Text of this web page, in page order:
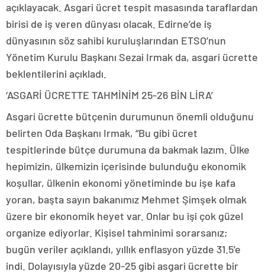
açıklayacak. Asgari ücret tespit masasında taraflardan
birisi de iş veren dünyası olacak. Edirne’de iş
dünyasının söz sahibi kuruluşlarından ETSO’nun
Yönetim Kurulu Başkanı Sezai Irmak da, asgari ücrette
beklentilerini açıkladı.
‘ASGARİ ÜCRETTE TAHMİNİM 25-26 BİN LİRA’
Asgari ücrette bütçenin durumunun önemli olduğunu
belirten Oda Başkanı Irmak, “Bu gibi ücret
tespitlerinde bütçe durumuna da bakmak lazım. Ülke
hepimizin, ülkemizin içerisinde bulunduğu ekonomik
koşullar, ülkenin ekonomi yönetiminde bu işe kafa
yoran, başta sayın bakanımız Mehmet Şimşek olmak
üzere bir ekonomik heyet var. Onlar bu işi çok güzel
organize ediyorlar. Kişisel tahminimi sorarsanız;
bugün veriler açıklandı, yıllık enflasyon yüzde 31.5’e
indi. Dolayısıyla yüzde 20-25 gibi asgari ücrette bir